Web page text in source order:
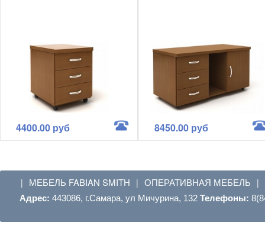
4400.00 руб 8450.00 руб
| МЕБЕЛЬ FABIAN SMITH | ОПЕРАТИВНАЯ МЕБЕЛЬ |
Адрес: 443086, г.Самара, ул Мичурина, 132 Телефоны: